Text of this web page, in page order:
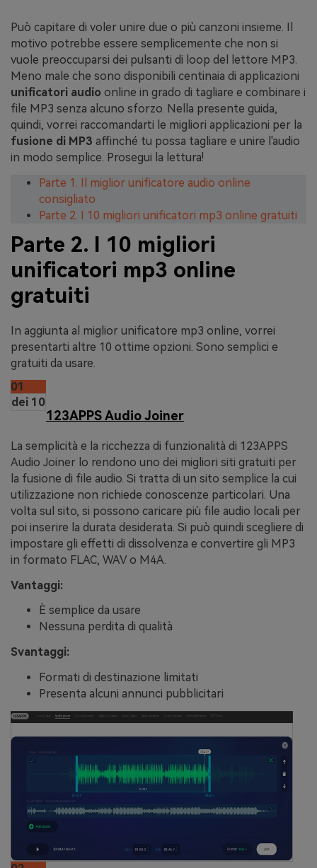
Può capitare di voler unire due o più canzoni insieme. Il
motivo potrebbe essere semplicemente che non si
vuole preoccuparsi dei pulsanti di loop del lettore MP3.
Meno male che sono disponibili centinaia di applicazioni
unificatori audio online in grado di tagliare e combinare i
file MP3 senza alcuno sforzo. Nella presente guida,
quindi, vorrei raccomandarti le migliori applicazioni per la
fusione di MP3 affinché tu possa tagliare e unire l'audio
in modo semplice. Prosegui la lettura!
Parte 1. Il miglior unificatore audio online
consigliato
Parte 2. I 10 migliori unificatori mp3 online gratuiti
Parte 2. I 10 migliori
unificatori mp3 online
gratuiti
In aggiunta al miglior unificatore mp3 online, vorrei
presentarti altre 10 ottime opzioni. Sono semplici e
gratuiti da usare.
01
dei 10
123APPS Audio Joiner
La semplicità e la ricchezza di funzionalità di 123APPS
Audio Joiner lo rendono uno dei migliori siti gratuiti per
la fusione di file audio. Si tratta di un sito semplice la cui
utilizzazione non richiede conoscenze particolari. Una
volta sul sito, si possono caricare più file audio locali per
poi inserire la durata desiderata. Si può quindi scegliere di
impostare gli effetti di dissolvenza e convertire gli MP3
in formato FLAC, WAV o M4A.
Vantaggi:
È semplice da usare
Nessuna perdita di qualità
Svantaggi:
Formati di destinazione limitati
Presenta alcuni annunci pubblicitari